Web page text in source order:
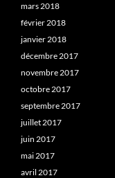
mars 2018
février 2018
janvier 2018
décembre 2017
novembre 2017
octobre 2017
septembre 2017
juillet 2017
juin 2017
mai 2017
avril 2017